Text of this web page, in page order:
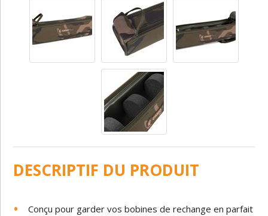
DESCRIPTIF DU PRODUIT
Conçu pour garder vos bobines de rechange en parfait